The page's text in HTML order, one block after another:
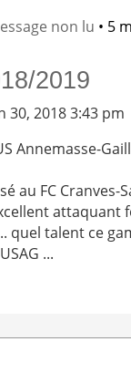
non lu • 5
2019
30, 2018 3:43 pm
Annemasse-
au FC Cranves-
attaquant
quel talent ce
...